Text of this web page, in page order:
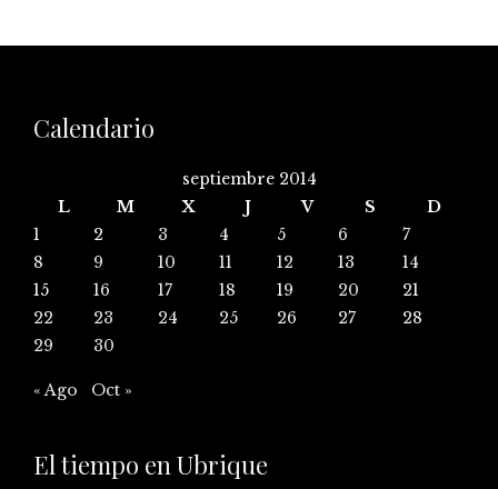
Calendario
septiembre 2014
L
M X J V S
D
1
2 3 4 5 6
7
8
9 10 11 12 13
14
15
16 17 18 19 20
21
22
23 24 25 26 27
28
29
30
« Ago Oct »
El tiempo en Ubrique